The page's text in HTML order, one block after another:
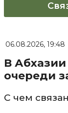
06.08.2026, 19:48
В
очереди
С чем